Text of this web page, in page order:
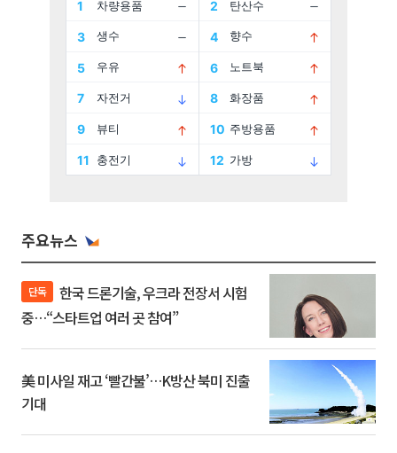
주요뉴스
단독
중…“스타트업 여러 곳 참여”
美 미사일 재고 ‘빨간불’…K방산 북미 진출
기대